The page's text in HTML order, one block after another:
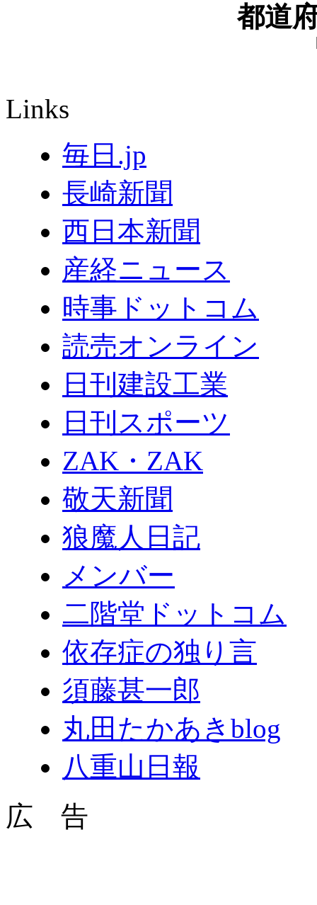
都道
Links
毎日.jp
長崎新聞
西日本新聞
産経ニュース
時事ドットコム
読売オンライン
日刊建設工業
日刊スポーツ
ZAK・ZAK
敬天新聞
狼魔人日記
メンバー
二階堂ドットコム
依存症の独り言
須藤甚一郎
丸田たかあきblog
八重山日報
広 告